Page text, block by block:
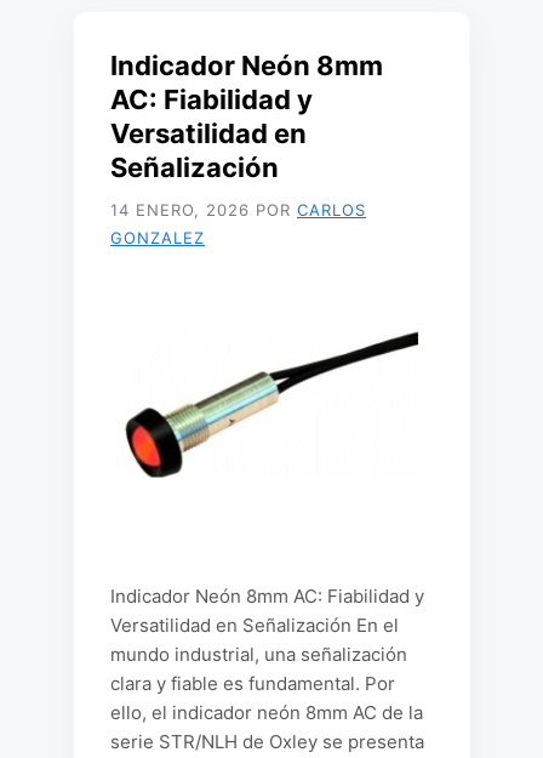
Indicador Neón 8mm
AC: Fiabilidad y
Versatilidad en
Señalización
14 ENERO, 2026 POR CARLOS
GONZALEZ
Indicador Neón 8mm AC: Fiabilidad y
Versatilidad en Señalización En el
mundo industrial, una señalización
clara y fiable es fundamental. Por
ello, el indicador neón 8mm AC de la
serie STR/NLH de Oxley se presenta